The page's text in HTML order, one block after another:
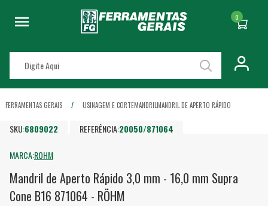
0
FERRAMENTAS GERAIS USINAGEM E CORTEMANDRILMANDRIL DE APERTO RÁPIDO
SKU:6809022 REFERÊNCIA:20050/871064
MARCA:ROHM
Mandril de Aperto Rápido 3,0 mm - 16,0 mm Supra
Cone B16 871064 - RÖHM